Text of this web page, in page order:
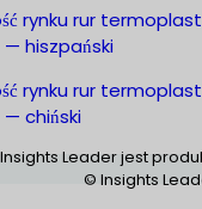
rynku rur
— hiszpański
rynku rur
— chiński
Insights Leader jest
© Insights